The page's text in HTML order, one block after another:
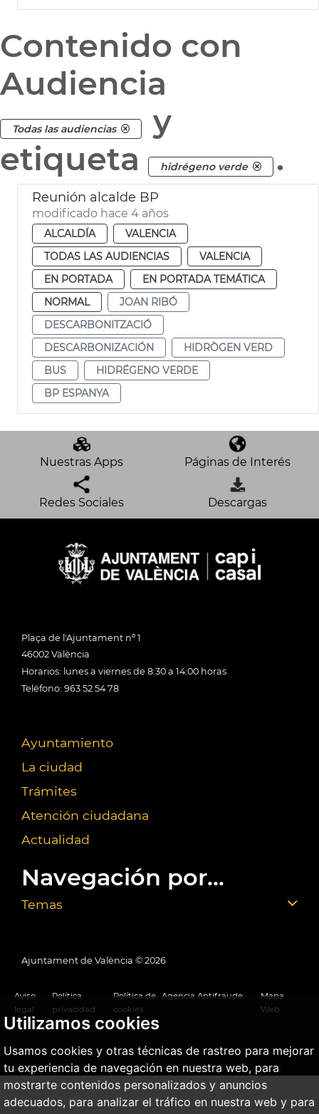
Utilizamos cookies
Usamos cookies y otras técnicas de rastreo para mejorar
tu experiencia de navegación en nuestra web, para
mostrarte contenidos personalizados y anuncios
adecuados, para analizar el tráfico en nuestra web y para
Contenido con
Audiencia
Todas las audiencias
y
etiqueta
hidrégeno verde .
Reunión alcalde BP
modificado hace 4 años
ALCALDÍA
VALENCIA
TODAS LAS AUDIENCIAS
VALENCIA
EN PORTADA
EN PORTADA TEMÁTICA
NORMAL
JOAN RIBÓ
DESCARBONITZACIÓ
DESCARBONIZACIÓN
HIDRÒGEN VERD
BUS
HIDRÉGENO VERDE
BP ESPANYA
Nuestras Apps Páginas de Interés
Redes Sociales Descargas
Plaça de l'Ajuntament nº 1
46002 València
Horarios: lunes a viernes de 8:30 a 14:00 horas
Teléfono: 963 52 54 78
Ayuntamiento
La ciudad
Trámites
Atención ciudadana
Actualidad
Navegación por...
Temas
Ajuntament de València © 2026
Aviso
legal
Política
privacidad
Política de
cookies
Agencia Antifraude
Mapa
Web